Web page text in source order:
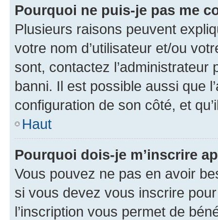
Pourquoi ne puis-je pas me
Plusieurs raisons peuvent
votre nom d’utilisateur et/ou
sont, contactez l’administrateur
banni. Il est possible aussi que
configuration de son côté, et
Haut
Pourquoi dois-je m’inscrire
Vous pouvez ne pas en avoir
si vous devez vous inscrire
l’inscription vous permet de